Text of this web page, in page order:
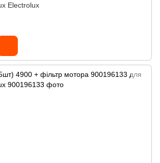
Electrolux